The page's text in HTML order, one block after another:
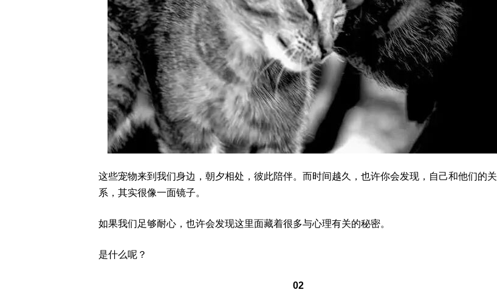
这些宠物来到我们身边，朝夕相处，彼此陪伴。而时间越久，也许你会发现，自己和他们的关
系，其实很像一面镜子。
如果我们足够耐心，也许会发现这里面藏着很多与心理有关的秘密。
是什么呢？
02